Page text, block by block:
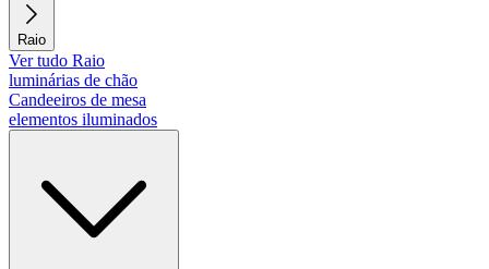
Raio
Ver tudo Raio
luminárias de chão
Candeeiros de mesa
elementos iluminados